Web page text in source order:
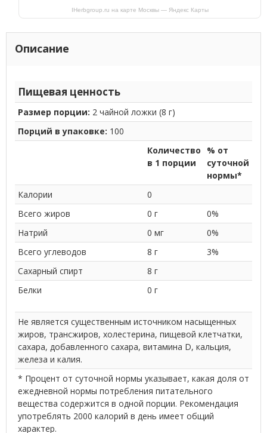
IHerbgroup.ru на карте Москвы — Яндекс Карты
Описание
Пищевая ценность
Размер порции: 2 чайной ложки (8 г)
Порций в упаковке: 100
Количество
в 1 порции
% от
суточной
нормы*
Калории
0
Всего жиров
0 г
0%
Натрий
0 мг
0%
Всего углеводов
8 г
3%
Сахарный спирт
8 г
Белки
0 г
Не является существенным источником насыщенных
жиров, трансжиров, холестерина, пищевой клетчатки,
сахара, добавленного сахара, витамина D, кальция,
железа и калия.
* Процент от суточной нормы указывает, какая доля от
ежедневной нормы потребления питательного
вещества содержится в одной порции. Рекомендация
употреблять 2000 калорий в день имеет общий
характер.